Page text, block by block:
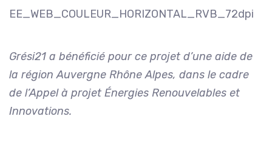
Grési21 a bénéficié pour ce projet d’une aide de
la région Auvergne Rhône Alpes, dans le cadre
de l’Appel à projet Énergies Renouvelables et
Innovations.